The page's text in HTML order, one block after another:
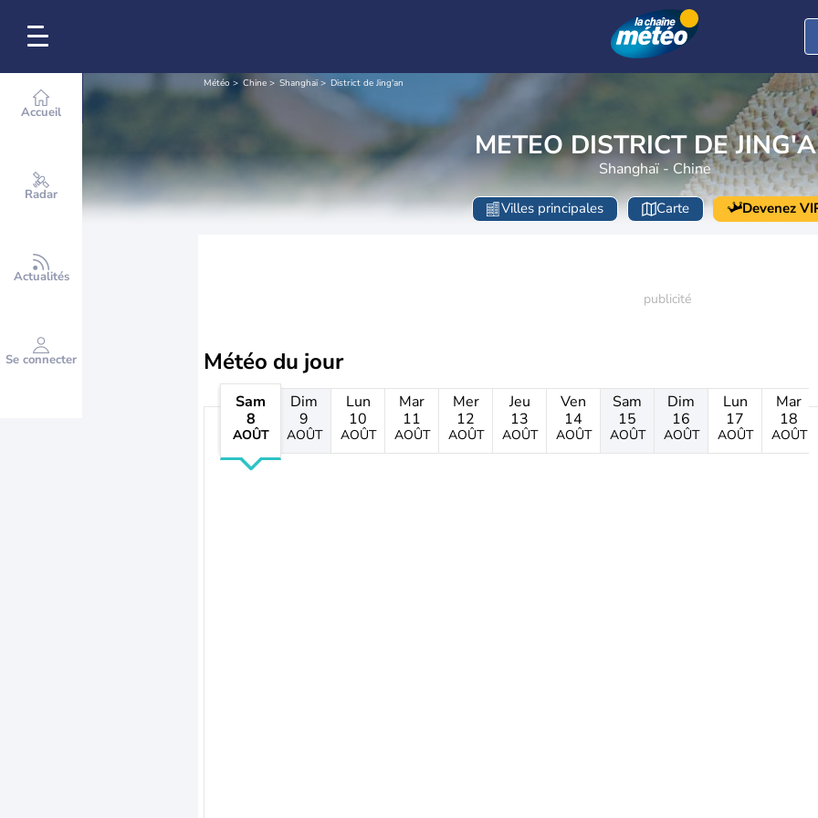
Accueil
Radar
Actualités
Se connecter
Météo Chine Shanghaï District de Jing'an
METEO DISTRICT DE
Shanghaï - Chine
Villes principales Carte Devenez
Météo du jour
Sam
8
AOÛT
Dim
9
AOÛT
Lun
10
AOÛT
Mar
11
AOÛT
Mer
12
AOÛT
Jeu
13
AOÛT
Ven
14
AOÛT
Sam
15
AOÛT
Dim
16
AOÛT
Lun
17
AOÛT
Mar
18
AOÛT